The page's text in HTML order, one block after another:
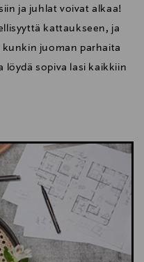
ja juhlat voivat alkaa!
kattaukseen, ja
juoman parhaita
löydä sopiva lasi kaikkiin